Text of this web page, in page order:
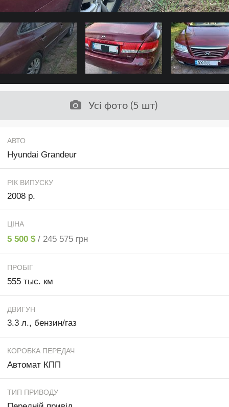
Усі фото (5 шт)
АВТО
Hyundai Grandeur
РІК ВИПУСКУ
2008 р.
ЦІНА
5 500 $ / 245 575 грн
ПРОБІГ
555 тыс. км
ДВИГУН
3.3 л., бензин/газ
КОРОБКА ПЕРЕДАЧ
Автомат КПП
ТИП ПРИВОДУ